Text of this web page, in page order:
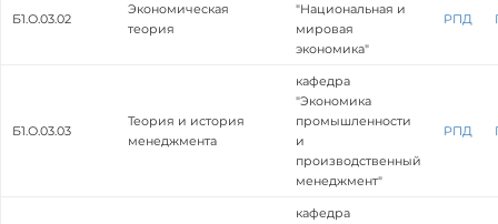
Б1.О.03.02
Экономическая
теория
"Национальная и
мировая
экономика"
РПД
Б1.О.03.03
Теория и история
менеджмента
кафедра
"Экономика
промышленности
и
производственный
менеджмент"
РПД
кафедра